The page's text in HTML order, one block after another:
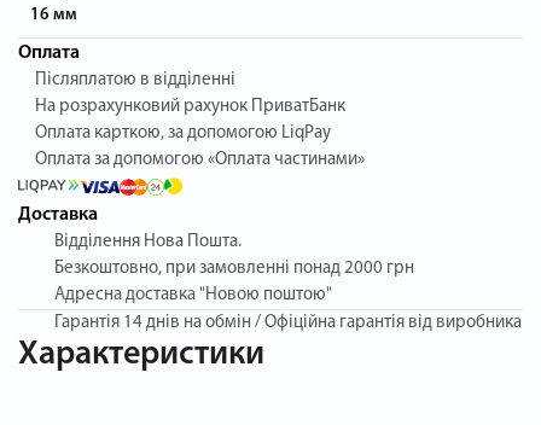
16 мм
Оплата
Післяплатою в відділенні
На розрахунковий рахунок ПриватБанк
Оплата карткою, за допомогою LiqPay
Оплата за допомогою «Оплата частинами»
Доставка
Відділення Нова Пошта.
Безкоштовно, при замовленні понад 2000 грн
Адресна доставка "Новою поштою"
Гарантія 14 днів на обмін / Офіційна гарантія від виробника
Характеристики